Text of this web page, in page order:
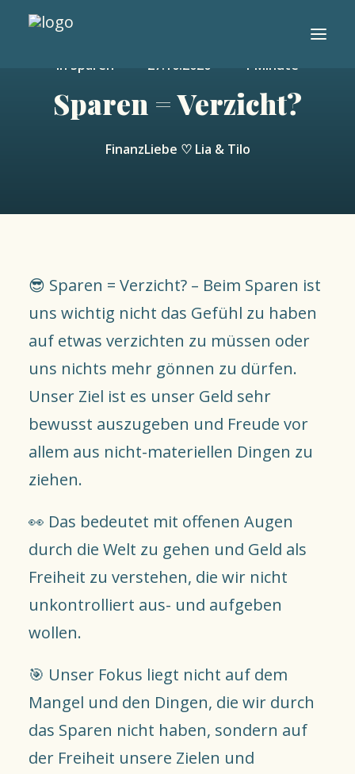
START
VERGLEICHE
ETF SPARPLAN VERGLEICH
SEARCH
In Sparen 27.10.2020 1 Minute
Sparen = Verzicht?
FinanzLiebe ♡ Lia & Tilo
😎 Sparen = Verzicht? – Beim Sparen ist
uns wichtig nicht das Gefühl zu haben
auf etwas verzichten zu müssen oder
uns nichts mehr gönnen zu dürfen.
Unser Ziel ist es unser Geld sehr
bewusst auszugeben und Freude vor
allem aus nicht-materiellen Dingen zu
ziehen.
👀 Das bedeutet mit offenen Augen
durch die Welt zu gehen und Geld als
Freiheit zu verstehen, die wir nicht
unkontrolliert aus- und aufgeben
wollen.
🎯 Unser Fokus liegt nicht auf dem
Mangel und den Dingen, die wir durch
das Sparen nicht haben, sondern auf
der Freiheit unsere Zielen und